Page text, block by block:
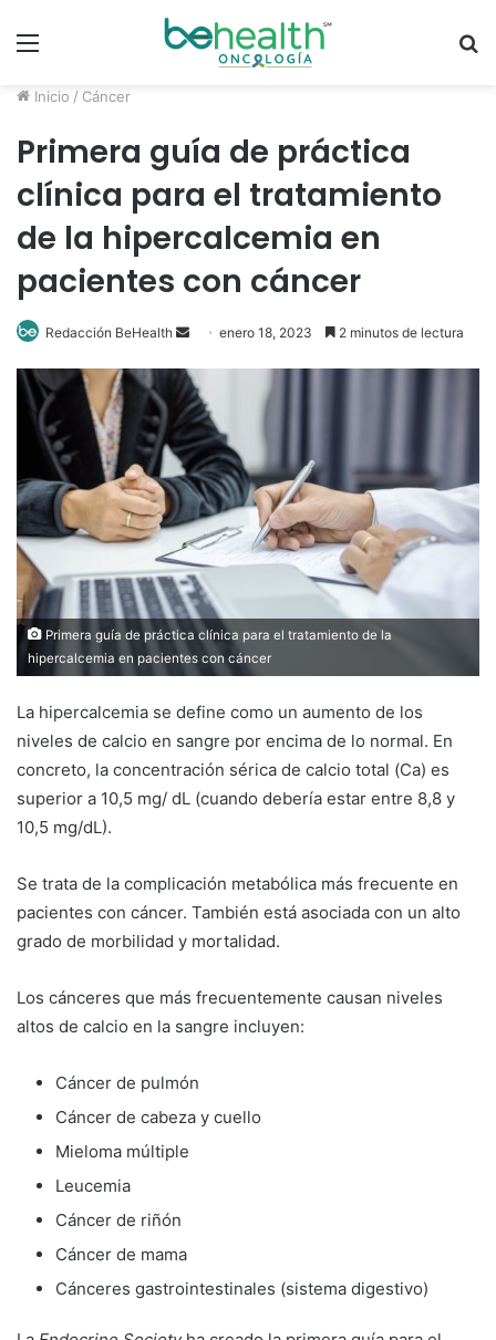
Menú
Inicio / Cáncer
Primera guía de práctica
clínica para el tratamiento
de la hipercalcemia en
pacientes con cáncer
Redacción BeHealth
Send
email
enero 18, 2023 2 minutos de lectura
Primera guía de práctica clínica para el tratamiento de la
hipercalcemia en pacientes con cáncer
La hipercalcemia se define como un aumento de los
niveles de calcio en sangre por encima de lo normal. En
concreto, la concentración sérica de calcio total (Ca) es
superior a 10,5 mg/ dL (cuando debería estar entre 8,8 y
10,5 mg/dL).
Se trata de la complicación metabólica más frecuente en
pacientes con cáncer. También está asociada con un alto
grado de morbilidad y mortalidad.
Los cánceres que más frecuentemente causan niveles
altos de calcio en la sangre incluyen:
Cáncer de pulmón
Cáncer de cabeza y cuello
Mieloma múltiple
Leucemia
Cáncer de riñón
Cáncer de mama
Cánceres gastrointestinales (sistema digestivo)